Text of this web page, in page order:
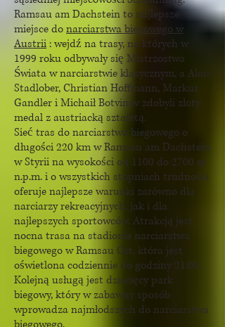
Ramsau am Dachstein to najlepsze
miejsce donarciarstwa biegowego w
Austrii : wejdź na trasy, na których w
1999 roku odbywały się Mistrzostwa
Świata w narciarstwie klasycznym, a Alois
Stadlober, Christian Hoffmann, Markus
Gandler i Michaił Botvinov zdobyli złoty
medal z austriacką sztafetą.
Sieć tras do narciarstwa biegowego o
długości 220 km w Ramsau am Dachstein
w Styrii na wysokości od 1100 do 2700 m
n.p.m. i o wszystkich stopniach trudności
oferuje najlepsze warunki zarówno dla
narciarzy rekreacyjnych, jak i dla
najlepszych sportowców. Atrakcją jest
nocna trasa na stadionie narciarstwa
biegowego w Ramsau Ort, która jest
oświetlona codziennie do godziny 21:00.
Kolejną usługą jest dziecięcy park
biegowy, który w zabawny sposób
wprowadza najmłodszych do narciarstwa